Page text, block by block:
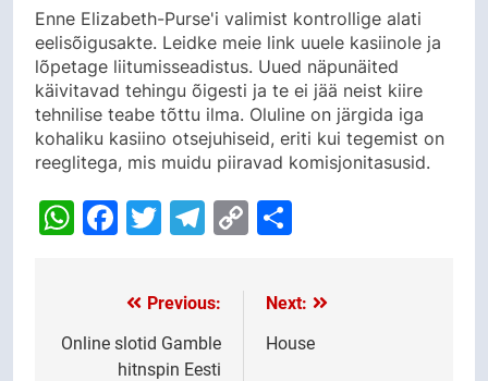
Enne Elizabeth-Purse'i valimist kontrollige alati
eelisõigusakte. Leidke meie link uuele kasiinole ja
lõpetage liitumisseadistus. Uued näpunäited
käivitavad tehingu õigesti ja te ei jää neist kiire
tehnilise teabe tõttu ilma. Oluline on järgida iga
kohaliku kasiino otsejuhiseid, eriti kui tegemist on
reeglitega, mis muidu piiravad komisjonitasusid.
WhatsApp
Facebook
Twitter
Telegram
Copy
navigation
Previous:
Online slotid Gamble
hitnspin Eesti
Next:
House